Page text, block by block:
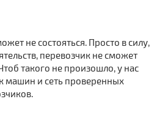
не состояться. Просто в силу,
перевозчик не сможет
такого не произошло, у нас
машин и сеть проверенных